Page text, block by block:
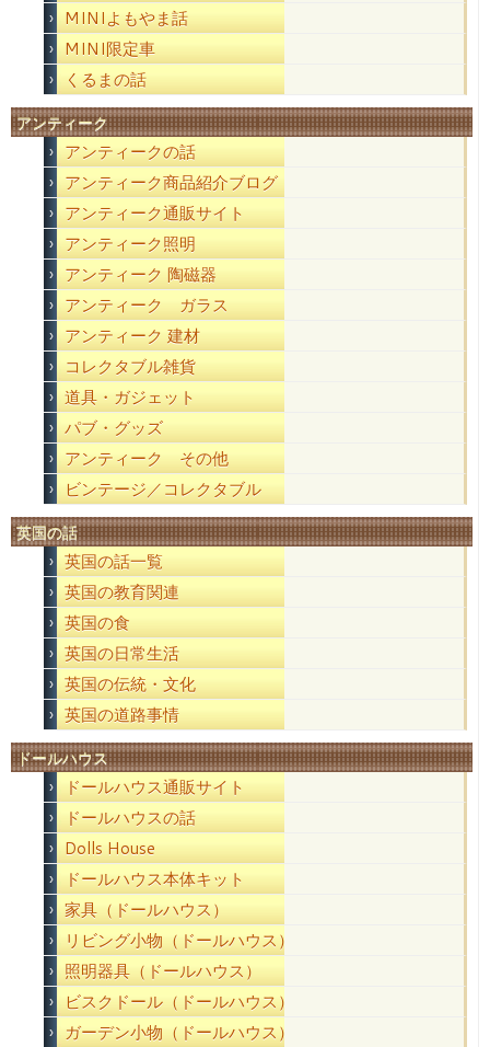
MINIよもやま話
MINI限定車
くるまの話
アンティーク
アンティークの話
アンティーク商品紹介ブログ
アンティーク通販サイト
アンティーク照明
アンティーク 陶磁器
アンティーク ガラス
アンティーク 建材
コレクタブル雑貨
道具・ガジェット
パブ・グッズ
アンティーク その他
ビンテージ／コレクタブル
英国の話
英国の話一覧
英国の教育関連
英国の食
英国の日常生活
英国の伝統・文化
英国の道路事情
ドールハウス
ドールハウス通販サイト
ドールハウスの話
Dolls House
ドールハウス本体キット
家具（ドールハウス）
リビング小物（ドールハウス）
照明器具（ドールハウス）
ビスクドール（ドールハウス）
ガーデン小物（ドールハウス）